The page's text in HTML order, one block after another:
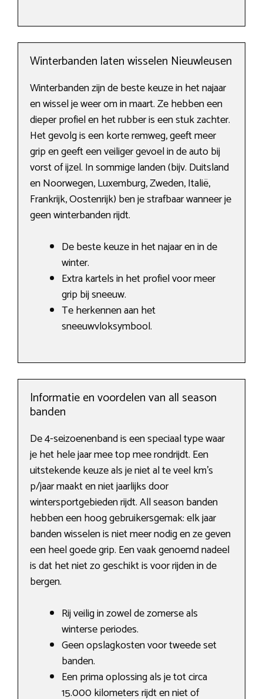
Winterbanden laten wisselen Nieuwleusen
Winterbanden zijn de beste keuze in het najaar
en wissel je weer om in maart. Ze hebben een
dieper profiel en het rubber is een stuk zachter.
Het gevolg is een korte remweg, geeft meer
grip en geeft een veiliger gevoel in de auto bij
vorst of ijzel. In sommige landen (bijv. Duitsland
en Noorwegen, Luxemburg, Zweden, Italië,
Frankrijk, Oostenrijk) ben je strafbaar wanneer je
geen winterbanden rijdt.
De beste keuze in het najaar en in de
winter.
Extra kartels in het profiel voor meer
grip bij sneeuw.
Te herkennen aan het
sneeuwvloksymbool.
Informatie en voordelen van all season
banden
De 4-seizoenenband is een speciaal type waar
je het hele jaar mee top mee rondrijdt. Een
uitstekende keuze als je niet al te veel km’s
p/jaar maakt en niet jaarlijks door
wintersportgebieden rijdt. All season banden
hebben een hoog gebruikersgemak: elk jaar
banden wisselen is niet meer nodig en ze geven
een heel goede grip. Een vaak genoemd nadeel
is dat het niet zo geschikt is voor rijden in de
bergen.
Rij veilig in zowel de zomerse als
winterse periodes.
Geen opslagkosten voor tweede set
banden.
Een prima oplossing als je tot circa
15.000 kilometers rijdt en niet of